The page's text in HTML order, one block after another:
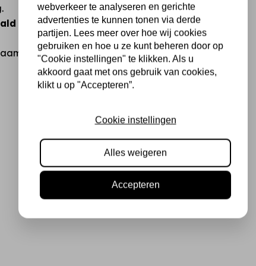
2,5 mm(let op: deze is
en veilig resultaat.
webverkeer te analyseren en gerichte
advertenties te kunnen tonen via derde
partijen. Lees meer over hoe wij cookies
gebruiken en hoe u ze kunt beheren door op
"Cookie instellingen" te klikken. Als u
akkoord gaat met ons gebruik van cookies,
klikt u op "Accepteren”.
Cookie instellingen
Alles weigeren
Accepteren